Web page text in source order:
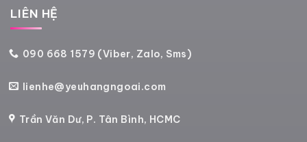
LIÊN HỆ
090 668 1579 (Viber, Zalo, Sms)
lienhe@yeuhangngoai.com
Trần Văn Dư, P. Tân Bình, HCMC